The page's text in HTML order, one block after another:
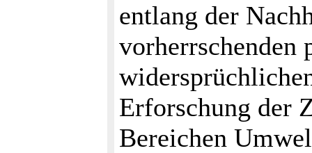
entlang der
vorherrschenden
Erforschung der
Bereichen